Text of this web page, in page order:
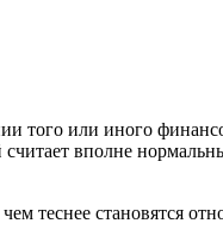
того или иного
вполне
теснее становятся